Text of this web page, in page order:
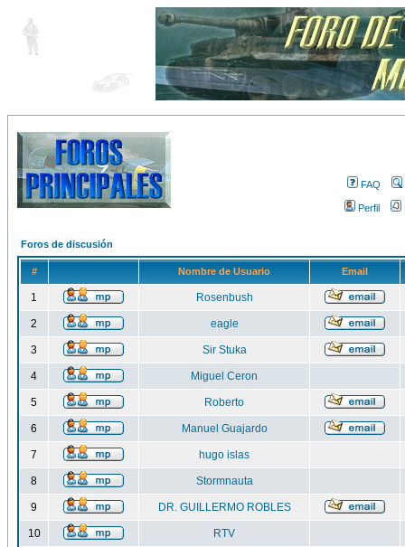
FAQ
Perfil
Foros de discusión
# Nombre de Usuario Email
1 Rosenbush
2 eagle
3 Sir Stuka
4 Miguel Ceron
5 Roberto
6 Manuel Guajardo
7 hugo islas
8 Stormnauta
9 DR. GUILLERMO ROBLES
10 RTV